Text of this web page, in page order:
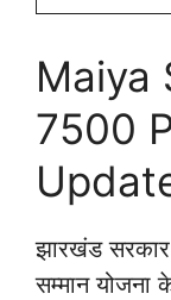
Maiya
7500
झारखंड सरकार
सम्मान